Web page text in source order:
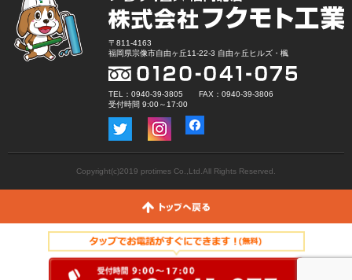
〒811-4163
福岡県宗像市自由ヶ丘11-22-3 自由ヶ丘ヒルズ・楓
TEL：0940-39-3805 FAX：0940-39-3806
受付時間 9:00～17:00
Copyright(c)2019 protimes Co.,Ltd.All Rights Reserved.